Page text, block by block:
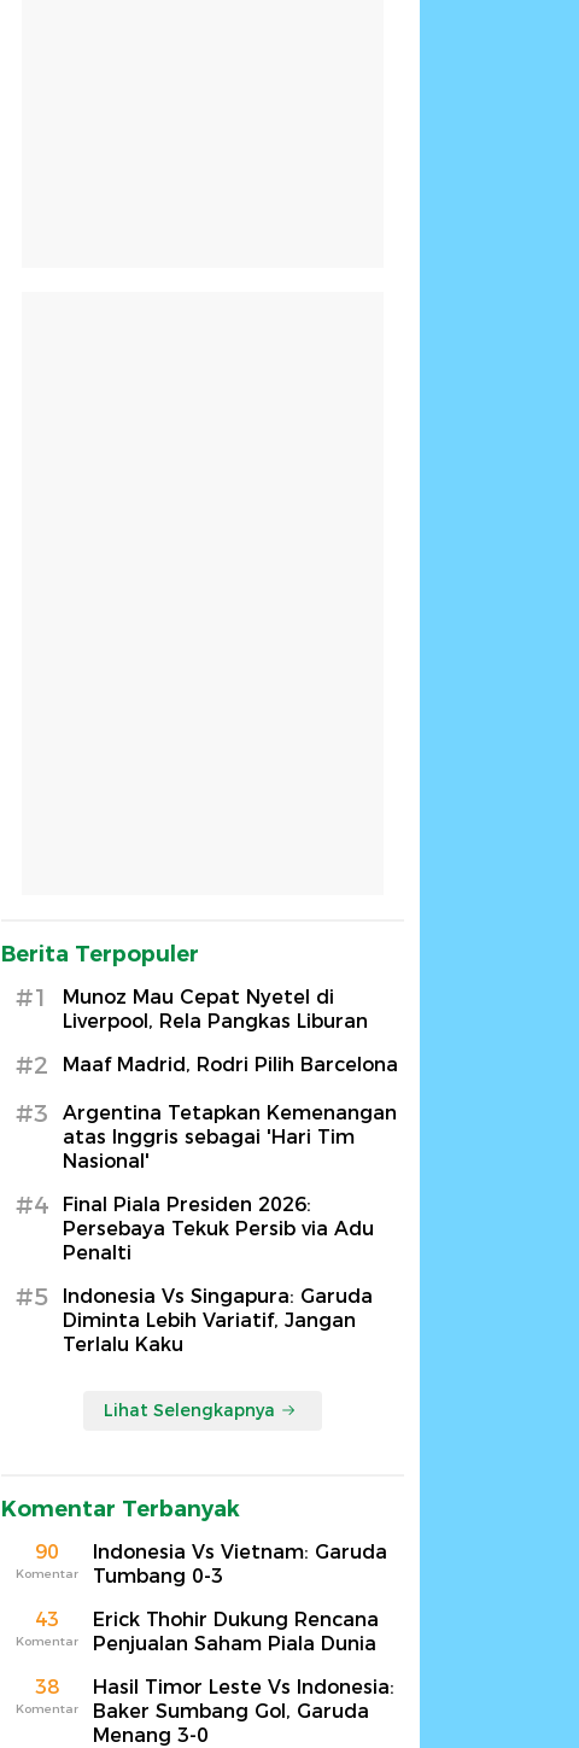
Berita Terpopuler
#1
Munoz Mau Cepat Nyetel di
Liverpool, Rela Pangkas Liburan
#2 Maaf Madrid, Rodri Pilih Barcelona
#3
Argentina Tetapkan Kemenangan
atas Inggris sebagai 'Hari Tim
Nasional'
#4
Final Piala Presiden 2026:
Persebaya Tekuk Persib via Adu
Penalti
#5
Indonesia Vs Singapura: Garuda
Diminta Lebih Variatif, Jangan
Terlalu Kaku
Lihat Selengkapnya
Komentar Terbanyak
90
Komentar
Indonesia Vs Vietnam: Garuda
Tumbang 0-3
43
Komentar
Erick Thohir Dukung Rencana
Penjualan Saham Piala Dunia
38
Komentar
Hasil Timor Leste Vs Indonesia:
Baker Sumbang Gol, Garuda
Menang 3-0